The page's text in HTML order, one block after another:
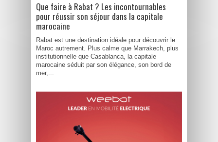
Que faire à Rabat ? Les incontournables
pour réussir son séjour dans la capitale
marocaine
Rabat est une destination idéale pour découvrir le
Maroc autrement. Plus calme que Marrakech, plus
institutionnelle que Casablanca, la capitale
marocaine séduit par son élégance, son bord de
mer,...